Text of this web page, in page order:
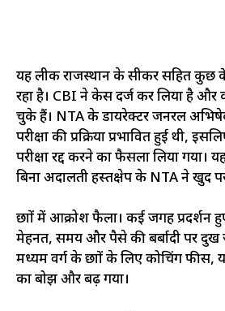
यह लीक राजस्थान के सीकर सहित कुछ
रहा है। CBI ने केस दर्ज कर लिया है और
चुके हैं। NTA के डायरेक्टर जनरल
परीक्षा की प्रक्रिया प्रभावित हुई थी,
परीक्षा रद्द करने का फैसला लिया गया।
बिना अदालती हस्तक्षेप के NTA ने खुद
छात्रों में आक्रोश फैला। कई जगह प्रदर्शन
मेहनत, समय और पैसे की बर्बादी पर दुख
मध्यम वर्ग के छात्रों के लिए कोचिंग फीस,
का बोझ और बढ़ गया।